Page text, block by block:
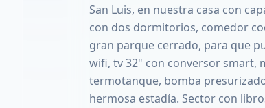
San Luis, en nuestra casa con
con dos dormitorios, comedor
gran parque cerrado, para que
wifi, tv 32" con conversor smart,
termotanque, bomba
hermosa estadía. Sector con